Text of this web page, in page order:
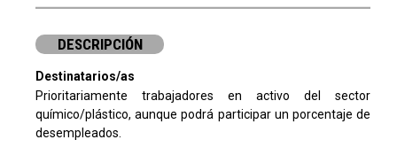
DESCRIPCIÓN
Destinatarios/as
Prioritariamente trabajadores en activo del sector
químico/plástico, aunque podrá participar un porcentaje de
desempleados.